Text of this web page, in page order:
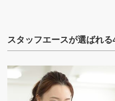
スタッフエースが選ばれる